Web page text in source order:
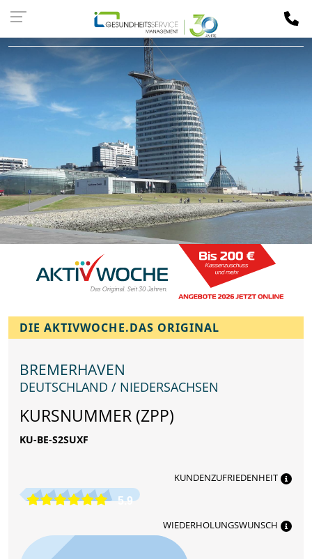
Kassen-
DIE AKTIVWOCHE.DAS ORIGINAL
BREMERHAVEN
DEUTSCHLAND / NIEDERSACHSEN
KURSNUMMER (ZPP)
KU-BE-S2SUXF
KUNDENZUFRIEDENHEIT
5.9
WIEDERHOLUNGSWUNSCH